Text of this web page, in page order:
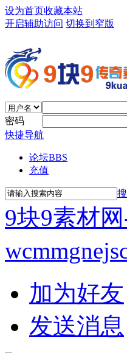
设为首页收藏本站
开启辅助访问 切换到窄版
密码
快捷导航
论坛BBS
充值
9块9素材
加为好友
发送消息